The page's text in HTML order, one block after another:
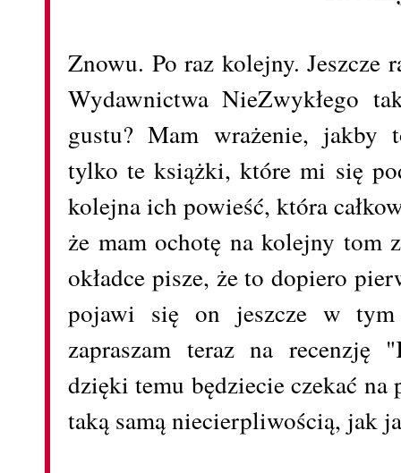
Znowu. Po raz kolejny. Jeszcze
Wydawnictwa NieZwykłego
gustu? Mam wrażenie, jakby
tylko te książki, które mi się
kolejna ich powieść, która
że mam ochotę na kolejny tom
okładce pisze, że to dopiero
pojawi się on jeszcze w
zapraszam teraz na recenzję
dzięki temu będziecie czekać na
taką samą niecierpliwością, jak